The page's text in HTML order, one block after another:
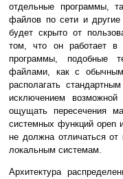
отдельные программы,
файлов по сети и
будет скрыто от
том, что он работает в
программы, подобные
файлами, как с
располагать
исключением
ощущать пересечения
системных функций
не должна отличаться
локальным системам.
Архитектура